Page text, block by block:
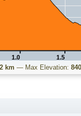
1.0 1.5
km — Max Elevation: